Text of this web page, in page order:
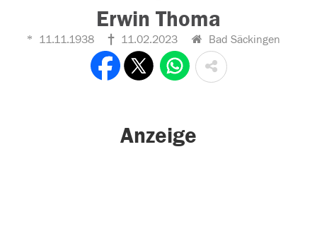
Erwin Thoma
11.11.1938 11.02.2023 Bad Säckingen
Anzeige